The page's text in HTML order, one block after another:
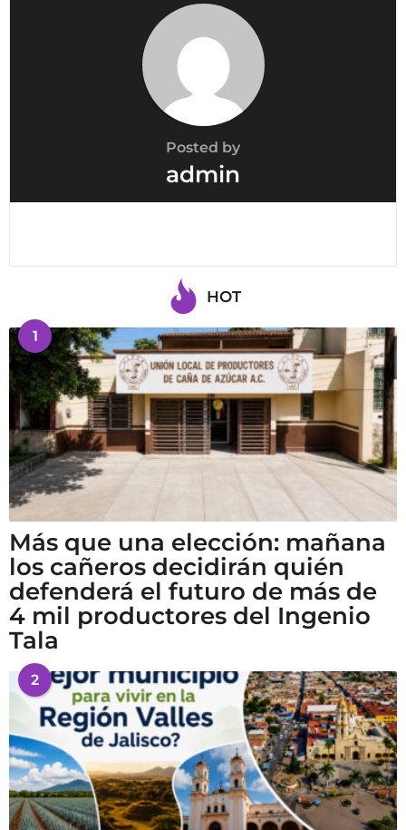
Posted by
admin
HOT
1
Más que una elección: mañana
los cañeros decidirán quién
defenderá el futuro de más de
4 mil productores del Ingenio
Tala
2